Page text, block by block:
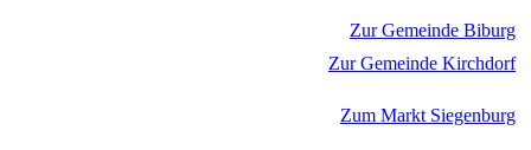
Zur Gemeinde Biburg
Zur Gemeinde Kirchdorf
Zum Markt Siegenburg